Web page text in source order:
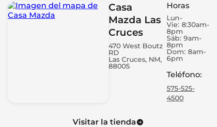
Casa
Mazda Las
Cruces
470 West Boutz
RD
Las Cruces, NM,
88005
Horas
Lun-
Vie: 8:30am-
8pm
Sáb: 9am-
8pm
Dom: 8am-
6pm
Teléfono:
575-525-
4500
Visitar la tienda